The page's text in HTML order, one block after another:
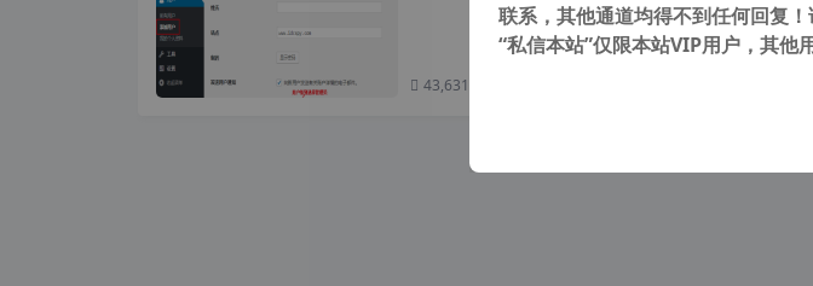
43,631 次浏览
联系，其他通道均得不到任何回复
“私信本站”仅限本站VIP用户，其他